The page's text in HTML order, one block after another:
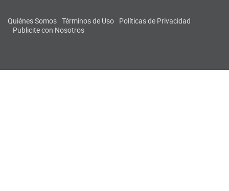
Quiénes Somos Términos de Uso Políticas de Privacidad
Publicite con Nosotros